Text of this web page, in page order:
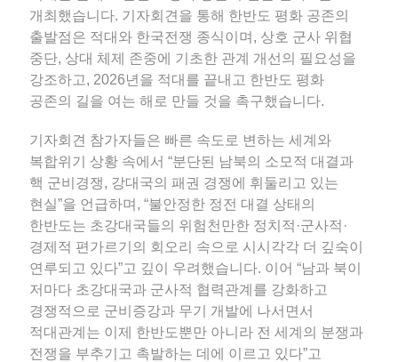
개최했습니다. 기자회견을 통해 한반도 평화 공존의
출발점은 적대와 한국전쟁 종식이며, 상호 군사 위협
중단, 상대 체제 존중에 기초한 관계 개선의 필요성을
강조하고, 2026년을 적대를 끝내고 한반도 평화
공존의 길을 여는 해로 만들 것을 촉구했습니다.
기자회견 참가자들은 빠른 속도로 변하는 세계와
복합위기 상황 속에서 “분단된 남북의 소모적 대결과
핵 군비경쟁, 강대국의 패권 경쟁에 휘둘리고 있는
현실”을 언급하며, “불안정한 정전 대결 상태의
한반도는 초강대국들의 위험천만한 정치적·군사적·
경제적 편가르기의 회오리 속으로 시시각각 더 깊숙이
연루되고 있다”고 깊이 우려했습니다. 이어 “남과 북이
저마다 초강대국과 군사적 협력관계를 강화하고
경쟁적으로 군비증강과 무기 개발에 나서면서
적대관계는 이제 한반도뿐만 아니라 전 세계의 분쟁과
전쟁을 부추기고 촉발하는 데에 이르고 있다”고